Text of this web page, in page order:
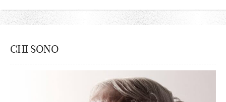
CHI SONO